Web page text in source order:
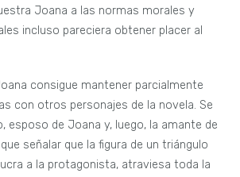
brasileño.
que incluye a Octavio y Lidia, evidencia
Joana caricaturizando la libertad,
culpa y Lidia, el orden. Sin embargo,
más minuciosa, el lector puede
personaje presenta características
tres personajes proponen